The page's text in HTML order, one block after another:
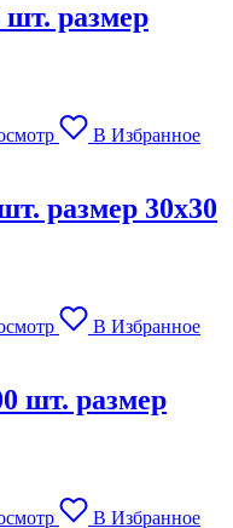
размер
В Избранное
размер 30х30
В Избранное
шт. размер
В Избранное